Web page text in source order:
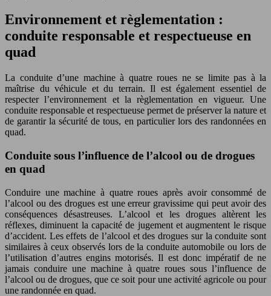
Environnement et règlementation :
conduite responsable et respectueuse en
quad
La conduite d’une machine à quatre roues ne se limite pas à la
maîtrise du véhicule et du terrain. Il est également essentiel de
respecter l’environnement et la règlementation en vigueur. Une
conduite responsable et respectueuse permet de préserver la nature et
de garantir la sécurité de tous, en particulier lors des randonnées en
quad.
Conduite sous l’influence de l’alcool ou de drogues
en quad
Conduire une machine à quatre roues après avoir consommé de
l’alcool ou des drogues est une erreur gravissime qui peut avoir des
conséquences désastreuses. L’alcool et les drogues altèrent les
réflexes, diminuent la capacité de jugement et augmentent le risque
d’accident. Les effets de l’alcool et des drogues sur la conduite sont
similaires à ceux observés lors de la conduite automobile ou lors de
l’utilisation d’autres engins motorisés. Il est donc impératif de ne
jamais conduire une machine à quatre roues sous l’influence de
l’alcool ou de drogues, que ce soit pour une activité agricole ou pour
une randonnée en quad.